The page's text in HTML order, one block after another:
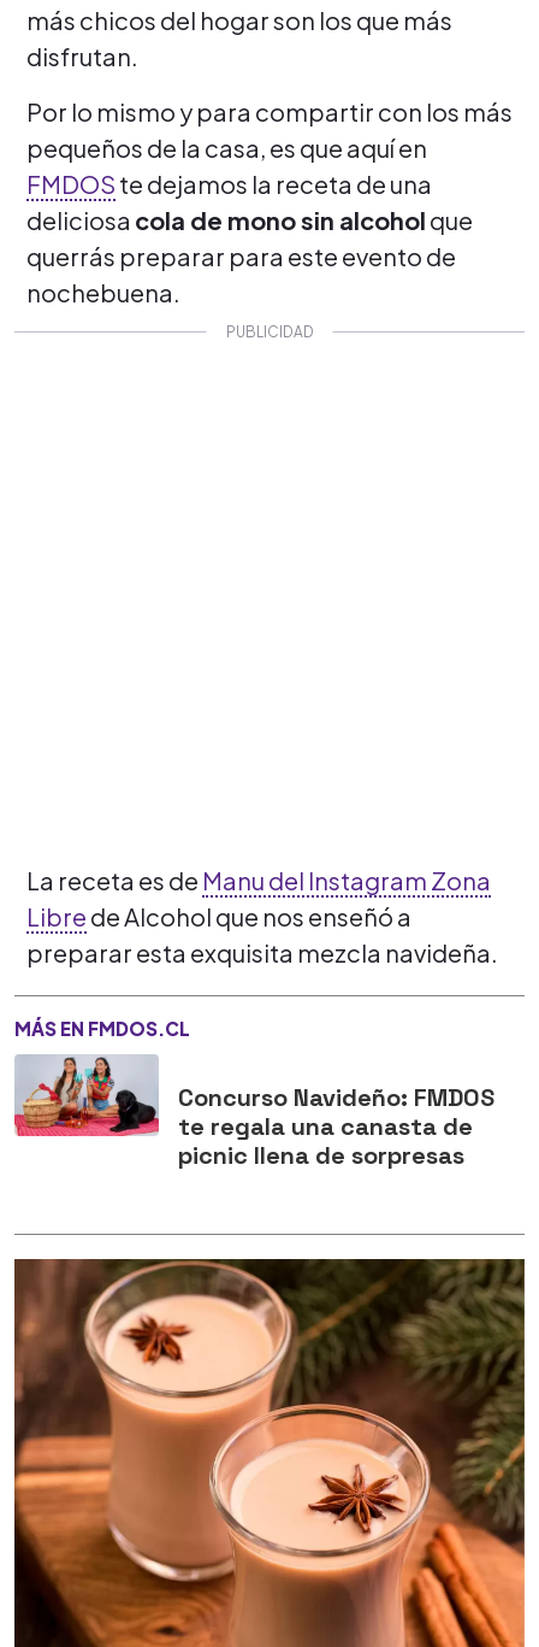
más chicos del hogar son los que más
disfrutan.
Por lo mismo y para compartir con los más
pequeños de la casa, es que aquí en
FMDOS te dejamos la receta de una
deliciosa cola de mono sin alcohol que
querrás preparar para este evento de
nochebuena.
La receta es de Manu del Instagram Zona
Libre de Alcohol que nos enseñó a
preparar esta exquisita mezcla navideña.
MÁS EN FMDOS.CL
Concurso Navideño: FMDOS
te regala una canasta de
picnic llena de sorpresas